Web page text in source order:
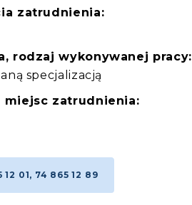
zatrudnienia:
rodzaj wykonywanej pracy:
specjalizacją
miejsc zatrudnienia:
12 01, 74 865 12 89